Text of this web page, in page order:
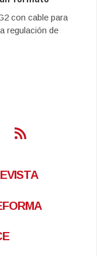
con cable para
regulación de
Feed RSS